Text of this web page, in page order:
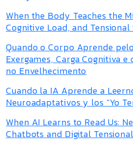
When the Body Teaches the
Cognitive Load, and
Quando o Corpo Aprende
Exergames, Carga Cognitiva e
no Envelhecimento
Cuando la IA Aprende a
Neuroadaptativos y los “Yo
When AI Learns to Read Us:
Chatbots and Digital